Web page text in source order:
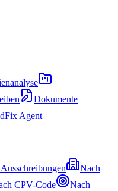
Dokumente
Agent
Nach
CPV-Code
Nach